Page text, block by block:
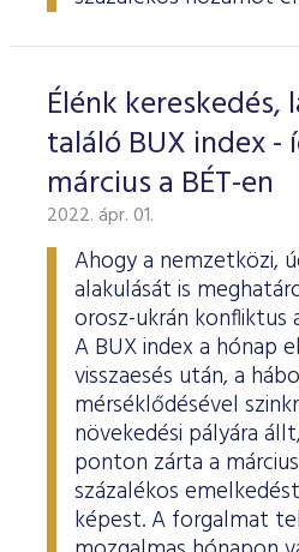
Élénk kereskedés,
találó BUX index -
március a BÉT-en
2022. ápr. 01.
Ahogy a nemzetközi,
alakulását is
orosz-ukrán konfliktus
A BUX index a hónap
visszaesés után, a
mérséklődésével
növekedési pályára
ponton zárta a
százalékos
képest. A forgalmat